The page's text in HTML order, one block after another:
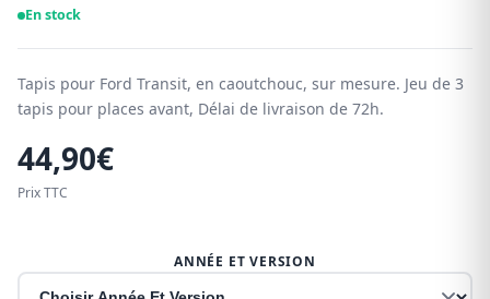
En stock
Tapis pour Ford Transit, en caoutchouc, sur mesure. Jeu de 3
tapis pour places avant, Délai de livraison de 72h.
44,90€
Prix TTC
ANNÉE ET VERSION